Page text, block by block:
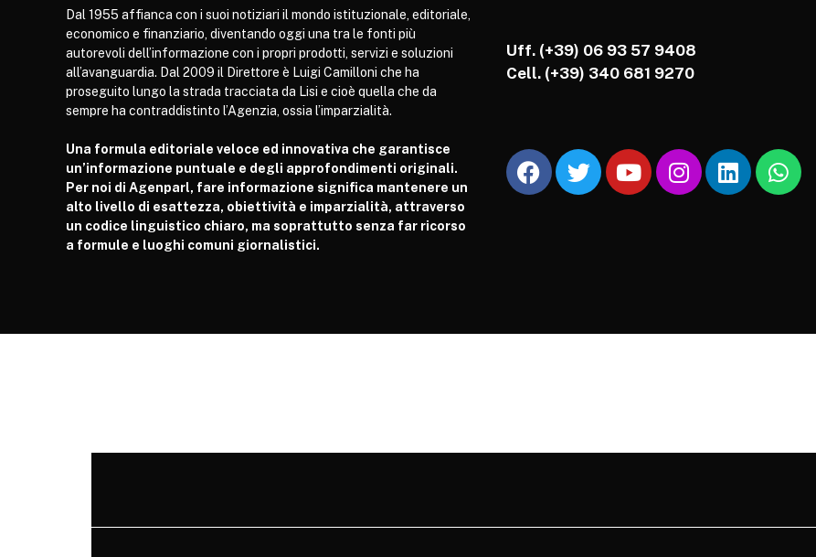
Dal 1955 affianca con i suoi notiziari il mondo istituzionale, editoriale,
economico e finanziario, diventando oggi una tra le fonti più
autorevoli dell’informazione con i propri prodotti, servizi e soluzioni
all’avanguardia. Dal 2009 il Direttore è Luigi Camilloni che ha
proseguito lungo la strada tracciata da Lisi e cioè quella che da
sempre ha contraddistinto l’Agenzia, ossia l’imparzialità.
Una formula editoriale veloce ed innovativa che garantisce
un’informazione puntuale e degli approfondimenti originali.
Per noi di Agenparl, fare informazione significa mantenere un
alto livello di esattezza, obiettività e imparzialità, attraverso
un codice linguistico chiaro, ma soprattutto senza far ricorso
a formule e luoghi comuni giornalistici.
Uff. (+39) 06 93 57 9408
Cell. (+39) 340 681 9270